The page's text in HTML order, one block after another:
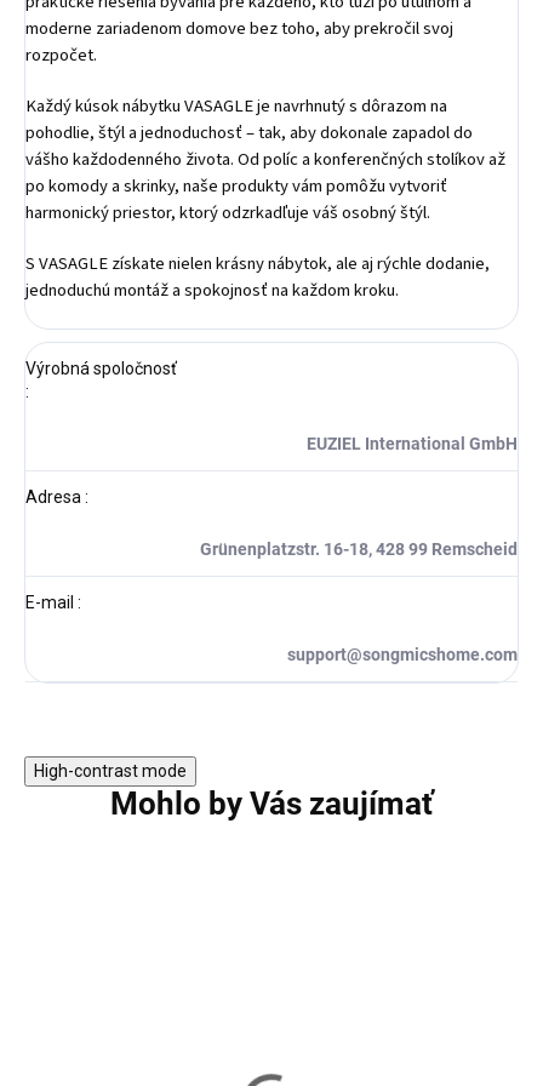
moderne zariadenom domove bez toho, aby prekročil svoj
rozpočet.
Každý kúsok nábytku VASAGLE je navrhnutý s dôrazom na
pohodlie, štýl a jednoduchosť – tak, aby dokonale zapadol do
vášho každodenného života. Od políc a konferenčných stolíkov až
po komody a skrinky, naše produkty vám pomôžu vytvoriť
harmonický priestor, ktorý odzrkadľuje váš osobný štýl.
S VASAGLE získate nielen krásny nábytok, ale aj rýchle dodanie,
jednoduchú montáž a spokojnosť na každom kroku.
Výrobná spoločnosť
:
EUZIEL International GmbH
Adresa :
Grünenplatzstr. 16-18, 428 99 Remscheid
E-mail :
support@songmicshome.com
High-contrast mode
Mohlo by Vás zaujímať